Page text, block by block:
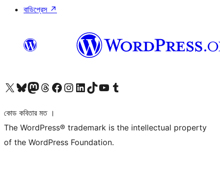
বাডিপ্রেস ↗
আমাদের X (আগের টুইটার) অ্যাকাউন্টে যানআমাদের Bluesky অ্যাকাউন্টটি দেখুনআমাদের মাস্টোডন অ্যাকাউন্টটি দেখুনআমাদের থ্রেডস অ্যাকাউন্টটি দেখুনআমাদের ফেসবুক পেজ দেখুনআমাদের ইন্সটাগ্রাম অ্যাকাউন্ট দেখুনআমাদের লিঙ্কডইন অ্যাকাউন্টে যানআমাদের TikTok অ্যাকাউন্টটি দেখুনআমাদের ইউটিউব চ্যানেলে যান আমাদের টাম্বলার অ্যাকাউন্ট দেখুন
কোড কবিতার মত ।
The WordPress® trademark is the intellectual property
of the WordPress Foundation.